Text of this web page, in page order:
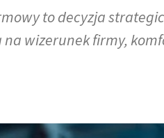
to decyzja
wizerunek firmy,